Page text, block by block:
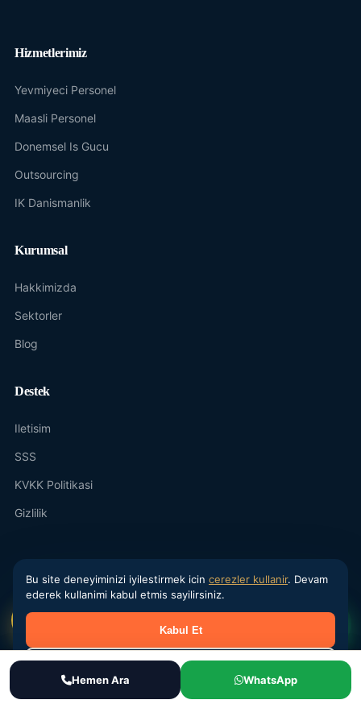
Hizmetlerimiz
Yevmiyeci Personel
Maasli Personel
Donemsel Is Gucu
Outsourcing
IK Danismanlik
Kurumsal
Hakkimizda
Sektorler
Blog
Destek
Iletisim
SSS
KVKK Politikasi
Gizlilik
veren firma. Tum haklari saklidir.
Ara Teklif Al
Bu site deneyiminizi iyilestirmek icin cerezler kullanir. Devam
ederek kullanimi kabul etmis sayilirsiniz.
Kabul Et
Reddet
Hemen Ara WhatsApp